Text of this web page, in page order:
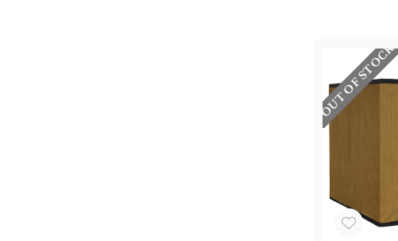
OUT OF STOCK